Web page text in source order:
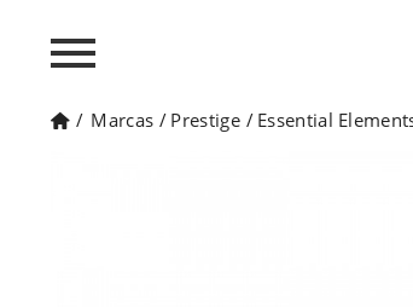
/ Marcas / Prestige / Essential